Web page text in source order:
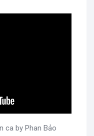
ca by Phan Bảo